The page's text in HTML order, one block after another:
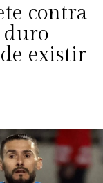
contra
duro
existir